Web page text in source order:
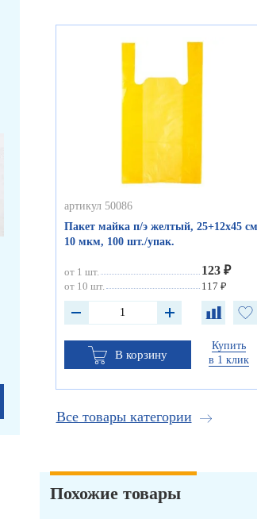
артикул 50086
Пакет майка п/э желтый, 25+12х45
10 мкм, 100 шт./упак.
от 1 шт. 123 ₽
от 10 шт. 117 ₽
В корзину
Купить
в 1 клик
Все товары категории
Похожие товары